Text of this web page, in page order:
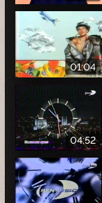
01:04
04:52